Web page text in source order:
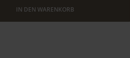
IN DEN WARENKORB